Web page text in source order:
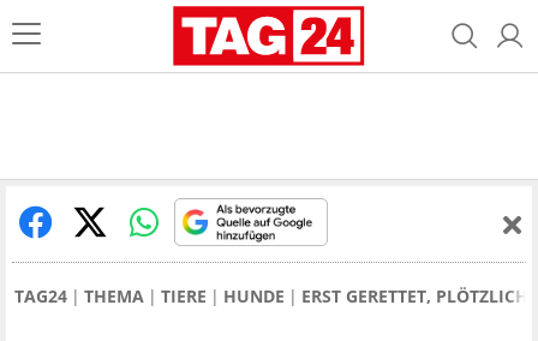
TAG24 THEMA TIERE HUNDE ERST GERETTET,